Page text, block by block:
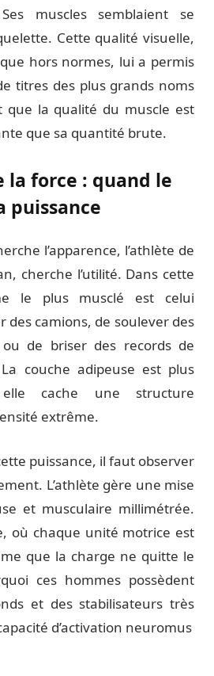
muscles semblaient se
Cette qualité visuelle,
hors normes, lui a permis
titres des plus grands noms
que la qualité du muscle est
que sa quantité brute.
la force : quand le
puissance
l’apparence, l’athlète de
cherche l’utilité. Dans cette
le plus musclé est celui
des camions, de soulever des
de briser des records de
couche adipeuse est plus
cache une structure
extrême.
puissance, il faut observer
L’athlète gère une mise
et musculaire millimétrée.
où chaque unité motrice est
que la charge ne quitte le
ces hommes possèdent
et des stabilisateurs très
d’activation neuromus